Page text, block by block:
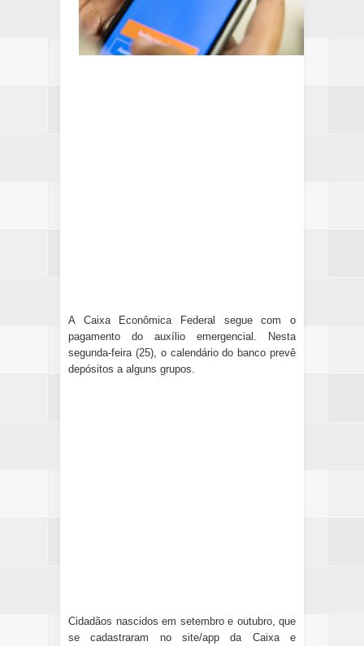
A Caixa Econômica Federal segue com o
pagamento do auxílio emergencial. Nesta
segunda-feira (25), o calendário do banco prevê
depósitos a alguns grupos.
Cidadãos nascidos em setembro e outubro, que
se cadastraram no site/app da Caixa e